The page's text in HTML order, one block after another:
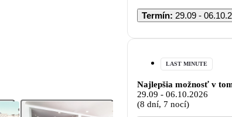
Termín: 29.09 -
LAST MINUTE
Najlepšia možnosť v
29.09 - 06.10.2026
(8 dní, 7 nocí)